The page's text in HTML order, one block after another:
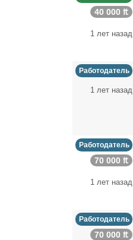
40 000 ₶
1 лет назад
Работодатель
1 лет назад
Работодатель
70 000 ₶
1 лет назад
Работодатель
70 000 ₶